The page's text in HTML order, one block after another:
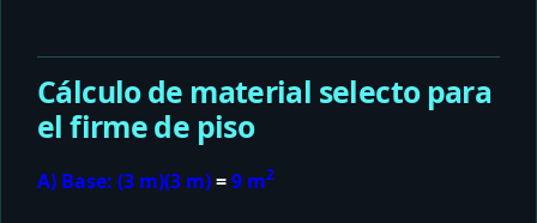
Cálculo de material selecto para
el firme de piso
A) Base: (3 m)(3 m)=9 m2